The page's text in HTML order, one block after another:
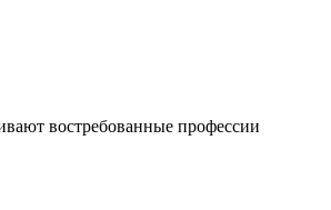
востребованные профессии